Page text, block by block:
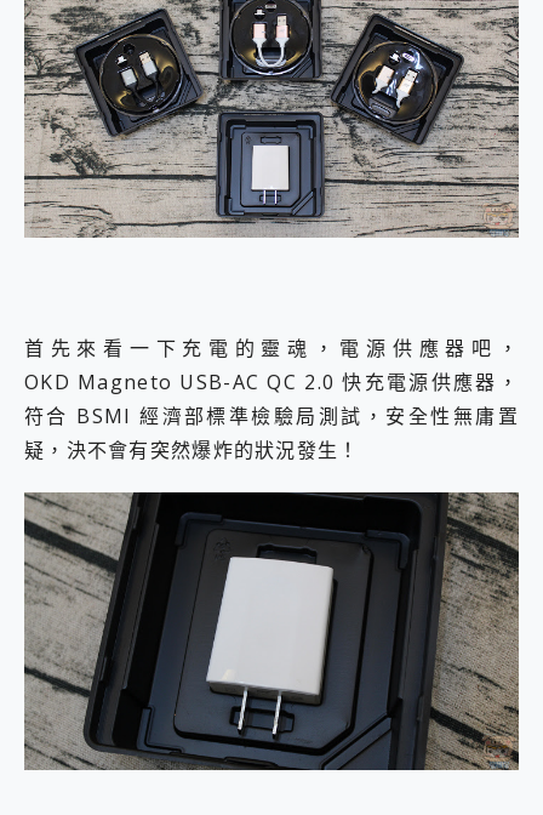
首先來看一下充電的靈魂，電源供應器吧，
OKD Magneto USB-AC QC 2.0 快充電源供應器，
符合 BSMI 經濟部標準檢驗局測試，安全性無庸置
疑，決不會有突然爆炸的狀況發生！